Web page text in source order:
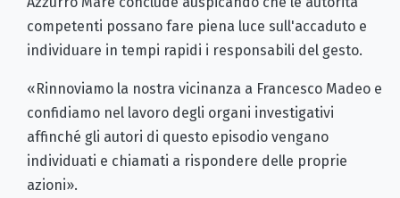
competenti possano fare piena luce sull'accaduto e
individuare in tempi rapidi i responsabili del gesto.
«Rinnoviamo la nostra vicinanza a Francesco Madeo e
confidiamo nel lavoro degli organi investigativi
affinché gli autori di questo episodio vengano
individuati e chiamati a rispondere delle proprie
azioni».